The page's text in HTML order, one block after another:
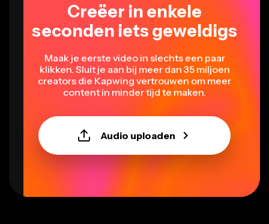
Creëer in enkele
seconden iets geweldigs
Maak je eerste video in slechts een paar
klikken. Sluit je aan bij meer dan 35 miljoen
creators die Kapwing vertrouwen om meer
content in minder tijd te maken.
Audio uploaden